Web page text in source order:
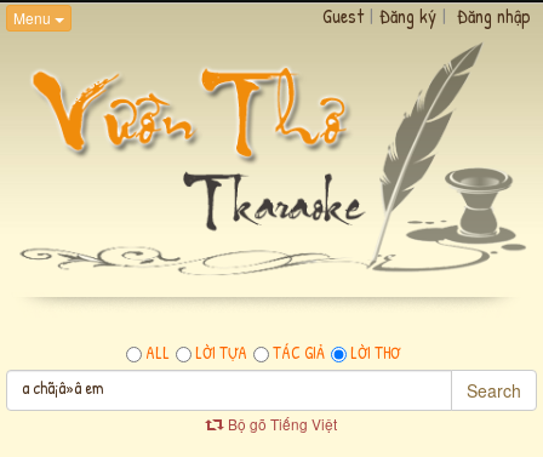
Menu Guest | Đăng ký | Đăng nhập
ALL LỜI TỰA TÁC GIẢ LỜI THƠ
Search
Bộ gõ Tiếng Việt